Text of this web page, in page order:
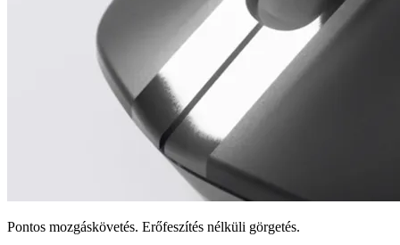
Pontos mozgáskövetés. Erőfeszítés nélküli görgetés.